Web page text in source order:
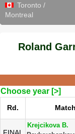
Toronto /
Montreal
Roland
Choose year [>]
Rd. Match
Krejcikova B.